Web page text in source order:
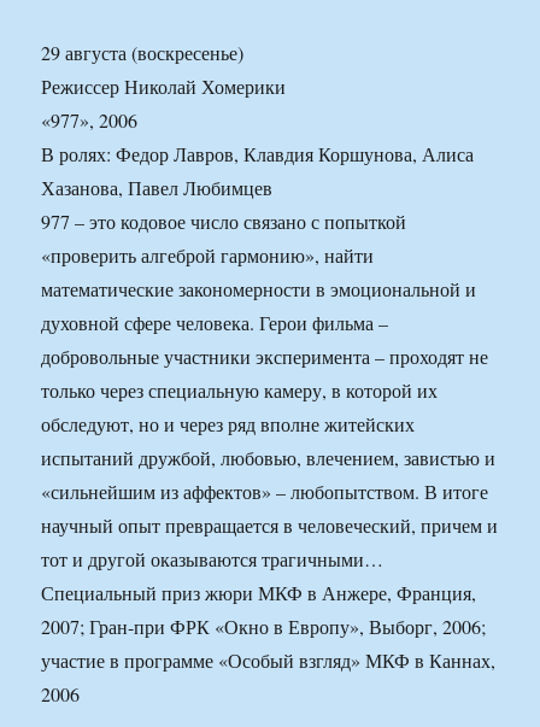
29 августа (воскресенье)
Режиссер Николай Хомерики
«977», 2006
В ролях: Федор Лавров, Клавдия Коршунова, Алиса
Хазанова, Павел Любимцев
977 – это кодовое число связано с попыткой
«проверить алгеброй гармонию», найти
математические закономерности в эмоциональной и
духовной сфере человека. Герои фильма –
добровольные участники эксперимента – проходят не
только через специальную камеру, в которой их
обследуют, но и через ряд вполне житейских
испытаний дружбой, любовью, влечением, завистью и
«сильнейшим из аффектов» – любопытством. В итоге
научный опыт превращается в человеческий, причем и
тот и другой оказываются трагичными…
Специальный приз жюри МКФ в Анжере, Франция,
2007; Гран-при ФРК «Окно в Европу», Выборг, 2006;
участие в программе «Особый взгляд» МКФ в Каннах,
2006